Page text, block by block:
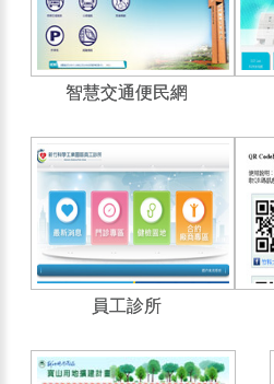
智慧交通便民網
員工診所